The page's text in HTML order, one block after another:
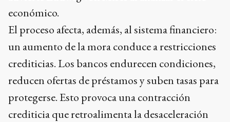
económico.
El proceso afecta, además, al sistema financiero:
un aumento de la mora conduce a restricciones
crediticias. Los bancos endurecen condiciones,
reducen ofertas de préstamos y suben tasas para
protegerse. Esto provoca una contracción
crediticia que retroalimenta la desaceleración